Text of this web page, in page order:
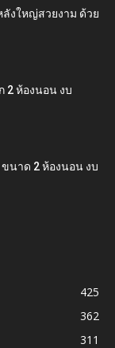
งใหญ่สวยงาม ด้วย
2 ห้องนอน งบ
นาด 2 ห้องนอน งบ
425
362
311